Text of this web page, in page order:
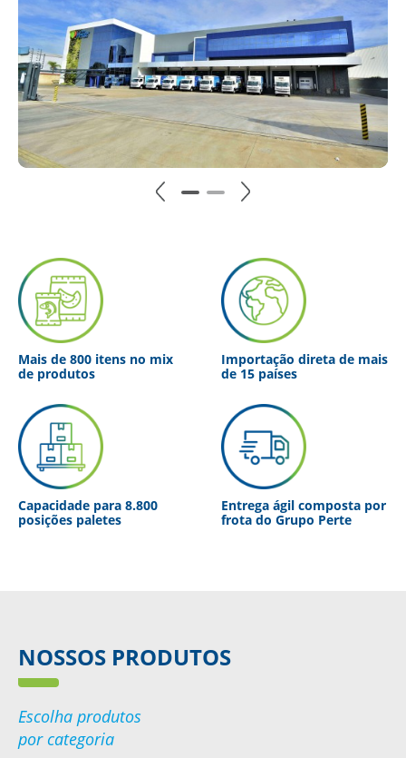
Mais de 800 itens no mix
de produtos
Importação direta de mais
de 15 países
Capacidade para 8.800
posições paletes
Entrega ágil composta por
frota do Grupo Perte
NOSSOS PRODUTOS
Escolha produtos
por categoria